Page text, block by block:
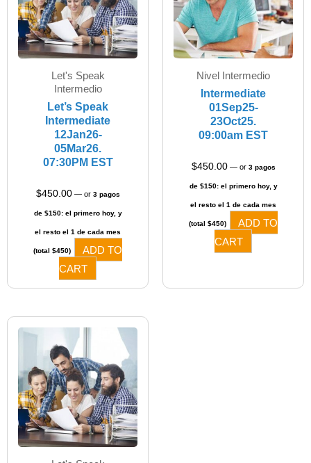
Let's Speak
Intermedio​
Let’s Speak
Intermediate
12Jan26-
05Mar26.
07:30PM EST
$450.00 —or 3 pagos
de $150: el primero hoy, y
el resto el 1 de cada mes
(total $450)
ADD TO
CART
Nivel Intermedio
Intermediate
01Sep25-
23Oct25.
09:00am EST
$450.00 —or 3 pagos
de $150: el primero hoy, y
el resto el 1 de cada mes
(total $450)
ADD TO
CART